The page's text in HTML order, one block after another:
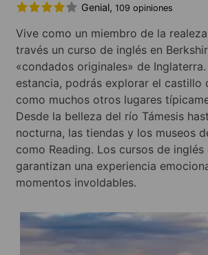
Genial, 109 opiniones
Vive como un miembro de la
través un curso de inglés en
«condados originales» de
estancia, podrás explorar el castillo
como muchos otros lugares
Desde la belleza del río Támesis
nocturna, las tiendas y los museos
como Reading. Los cursos de inglés
garantizan una experiencia
momentos involdables.